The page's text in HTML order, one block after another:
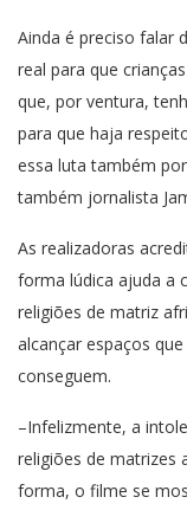
Ainda é preciso falar
real para que
que, por ventura,
para que haja
essa luta também
também jornalista
As realizadoras
forma lúdica ajuda a
religiões de matriz
alcançar espaços
conseguem.
–Infelizmente, a
religiões de matrizes
forma, o filme se